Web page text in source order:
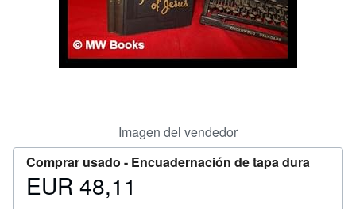
Imagen del vendedor
Comprar usado - Encuadernación de tapa dura
Precio
EUR 48,11